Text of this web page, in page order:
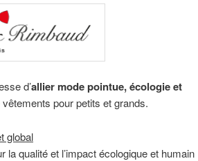
d’allier mode pointue, écologie et
pour petits et grands.
global
qualité et l’impact écologique et humain